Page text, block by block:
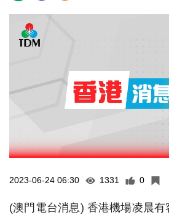
2023-06-24 06:30 1331 0
(澳門電台消息) 香港機場凌晨有